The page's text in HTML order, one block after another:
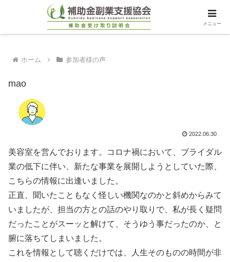
ホーム 参加者様の声
mao
2022.06.30
美容室を営んでおります。コロナ禍において、ブライダル
業の低下に伴い、新たな事業を展開しようとしていた際、
こちらの情報に出逢いました。
正直、聞いたこともなく怪しい機関なのかと斜めからみて
いましたが、担当の方との話のやり取りで、私が長く疑問
だったことがスーッと解けて、そうゆう事だったのか、と
腑に落ちてしまいました。
これを情報として聴くだけでは、人生そのものの時間が非
メニュー